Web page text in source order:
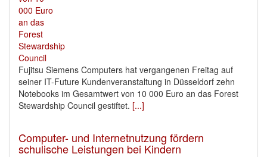
Fujitsu Siemens Computers hat vergangenen Freitag auf
seiner IT-Future Kundenveranstaltung in Düsseldorf zehn
Notebooks im Gesamtwert von 10 000 Euro an das Forest
Stewardship Council gestiftet. [...]
Computer- und Internetnutzung fördern
schulische Leistungen bei Kindern